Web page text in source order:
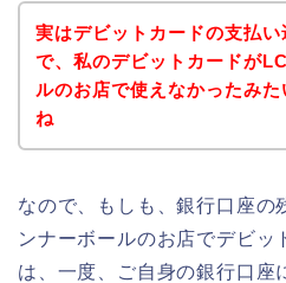
実はデビットカードの支払い
で、私のデビットカードが
ルのお店で使えなかったみた
ね
なので、もしも、銀行口座の
ンナーボールのお店でデビッ
は、一度、ご自身の銀行口座